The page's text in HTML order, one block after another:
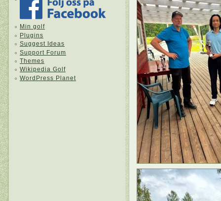
Min golf
Plugins
Suggest Ideas
Support Forum
Themes
Wikipedia Golf
WordPress Planet